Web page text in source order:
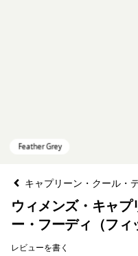
キャプリーン・クール・
ウィメンズ・キャプ
ー・フーディ（フィ
レビューを書く